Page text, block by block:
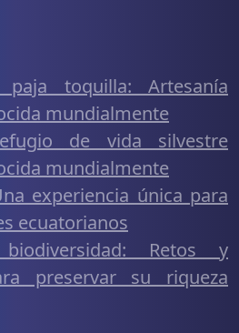
toquilla: Artesanía
mundialmente
de vida silvestre
mundialmente
experiencia única para
ecuatorianos
Retos y
preservar su riqueza